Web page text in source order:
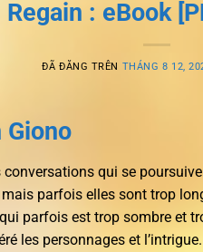
Regain : eBook
ĐÃ ĐĂNG TRÊN THÁNG 8 12,
Giono
qui se
parfois elles sont trop
parfois est trop sombre et
les personnages et